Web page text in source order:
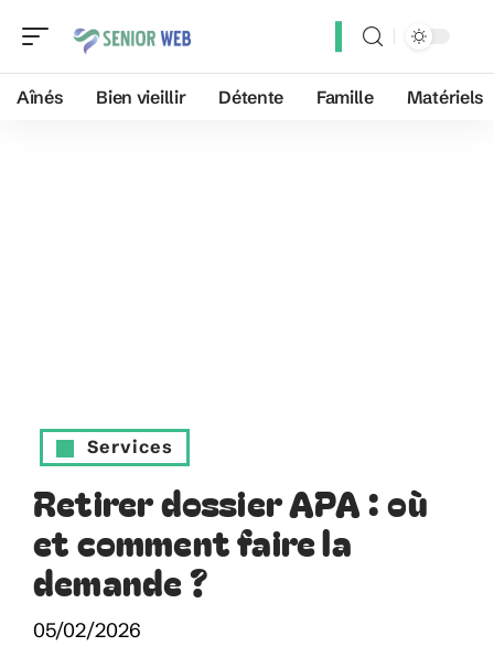
Aînés Bien vieillir Détente Famille Matériels
Services
Retirer dossier APA : où
et comment faire la
demande ?
05/02/2026